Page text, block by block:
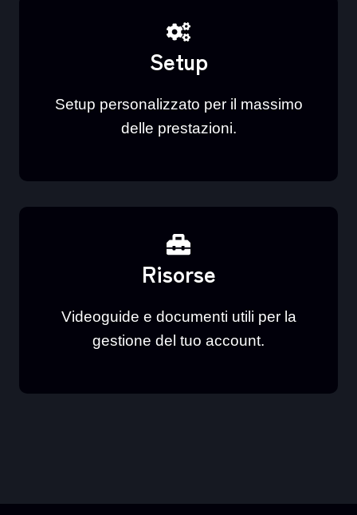
Setup
Setup personalizzato per il massimo
delle prestazioni.
Risorse
Videoguide e documenti utili per la
gestione del tuo account.